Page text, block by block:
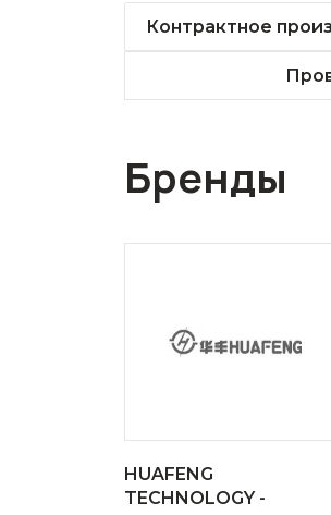
Контрактное
Бренды
HUAFENG
TECHNOLOGY -